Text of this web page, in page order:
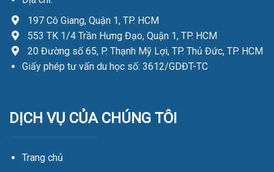
197 Cô Giang, Quận 1, TP. HCM
553 TK 1/4 Trần Hưng Đạo, Quận 1, TP. HCM
20 Đường số 65, P. Thạnh Mỹ Lợi, TP. Thủ Đức, TP. HCM
Giấy phép tư vấn du học số: 3612/GDĐT-TC
DỊCH VỤ CỦA CHÚNG TÔI
Trang chủ